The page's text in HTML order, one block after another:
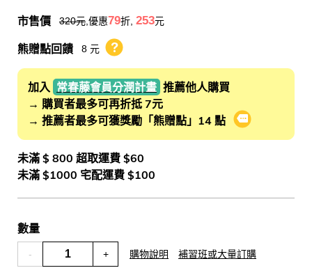
市售價 320元 ,優惠79折, 253元
熊贈點回饋 8 元 熊贈點回饋辦法
加入 常春藤會員分潤計畫 推薦他人購買
→ 購買者最多可再折抵 7元
→ 推薦者最多可獲獎勵「熊贈點」14 點
會員推薦分潤
未滿 $ 800 超取運費 $60
未滿 $1000 宅配運費 $100
數量
- + 購物說明 補習班或大量訂購